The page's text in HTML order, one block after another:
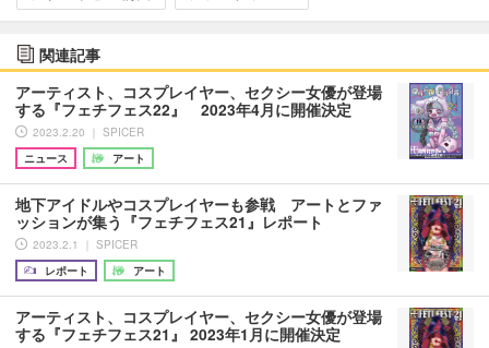
関連記事
アーティスト、コスプレイヤー、セクシー女優が登場
する『フェチフェス22』 2023年4月に開催決定
2023.2.20 ｜ SPICER
ニュース
アート
地下アイドルやコスプレイヤーも参戦 アートとファ
ッションが集う『フェチフェス21』レポート
2023.2.1 ｜ SPICER
レポート
アート
アーティスト、コスプレイヤー、セクシー女優が登場
する『フェチフェス21』 2023年1月に開催決定